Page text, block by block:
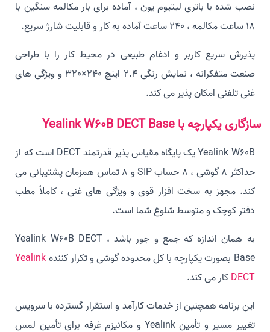
نصب شده با باتری لیتیوم یون ، آماده برای بار مکالمه سنگین با
18 ساعت مکالمه ، 240 ساعت آماده به کار و قابلیت شارژ سریع.
پذیرش سریع کاربر و ادغام طبیعی در محیط کار را با طراحی
صنعت متفکرانه ، نمایش رنگی 2.4 اینچ 240×320 و ویژگی های
غنی تلفنی امکان پذیر می کند.
سازگاری یکپارچه با Yealink W60B DECT Base
Yealink W60B یک پایگاه مقیاس پذیر قدرتمند DECT است که از
حداکثر 8 گوشی ، 8 حساب SIP و 8 تماس همزمان پشتیبانی می
کند. مجهز به سخت افزار قوی و ویژگی های غنی ، کاملاً مطب
دفتر کوچک و متوسط شلوغ شما است.
به همان اندازه که جمع و جور باشد ، Yealink W60B DECT
Base بصورت یکپارچه با کل محدوده گوشی و تکرار کننده
Yealink
DECT کار می کند.
این برنامه همچنین از خدمات کارآمد و استقرار گسترده با سرویس
تغییر مسیر و تأمین Yealink و مکانیزم غرفه برای تأمین لمس